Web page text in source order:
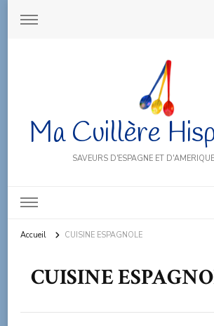
Ma Cuillère
SAVEURS D'ESPAGNE ET
Accueil CUISINE ESPAGNOLE
CUISINE